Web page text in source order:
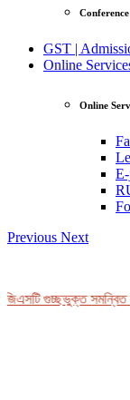
GST |
Online
Online
Previous Next
গুচ্ছভুক্ত সমন্বিত ভর্তি